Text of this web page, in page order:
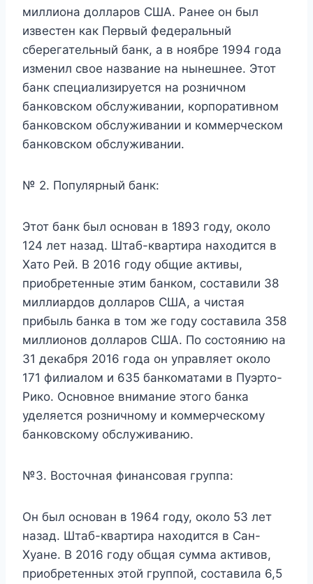
миллиона долларов США. Ранее он был
известен как Первый федеральный
сберегательный банк, а в ноябре 1994 года
изменил свое название на нынешнее. Этот
банк специализируется на розничном
банковском обслуживании, корпоративном
банковском обслуживании и коммерческом
банковском обслуживании.
№ 2. Популярный банк:
Этот банк был основан в 1893 году, около
124 лет назад. Штаб-квартира находится в
Хато Рей. В 2016 году общие активы,
приобретенные этим банком, составили 38
миллиардов долларов США, а чистая
прибыль банка в том же году составила 358
миллионов долларов США. По состоянию на
31 декабря 2016 года он управляет около
171 филиалом и 635 банкоматами в Пуэрто-
Рико. Основное внимание этого банка
уделяется розничному и коммерческому
банковскому обслуживанию.
№3. Восточная финансовая группа:
Он был основан в 1964 году, около 53 лет
назад. Штаб-квартира находится в Сан-
Хуане. В 2016 году общая сумма активов,
приобретенных этой группой, составила 6,5